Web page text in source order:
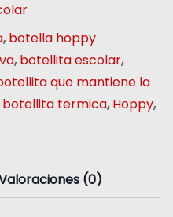
,botella hoppy
,botellita escolar,
que mantiene la
botellita termica,Hoppy,
(0)